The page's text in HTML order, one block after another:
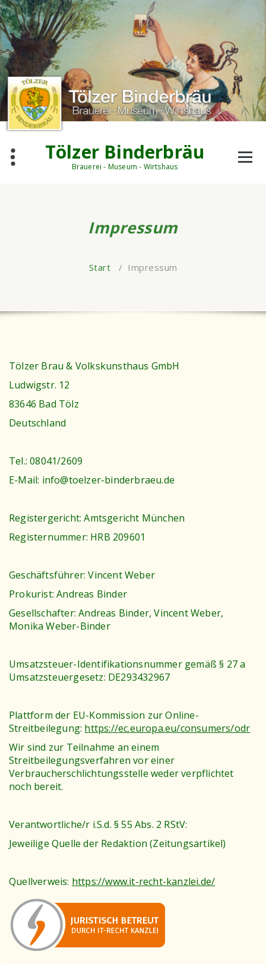
Zum
Inhalt
springen
Tölzer Binderbräu
Brauerei - Museum - Wirtshaus
Impressum
Start / Impressum
Tölzer Brau & Volkskunsthaus GmbH
Ludwigstr. 12
83646 Bad Tölz
Deutschland
Tel.: 08041/2609
E-Mail: info@toelzer-binderbraeu.de
Registergericht: Amtsgericht München
Registernummer: HRB 209601
Geschäftsführer: Vincent Weber
Prokurist: Andreas Binder
Gesellschafter: Andreas Binder, Vincent Weber,
Monika Weber-Binder
Umsatzsteuer-Identifikationsnummer gemäß § 27 a
Umsatzsteuergesetz: DE293432967
Plattform der EU-Kommission zur Online-
Streitbeilegung: https://ec.europa.eu/consumers/odr
Wir sind zur Teilnahme an einem
Streitbeilegungsverfahren vor einer
Verbraucherschlichtungsstelle weder verpflichtet
noch bereit.
Verantwortliche/r i.S.d. § 55 Abs. 2 RStV:
Jeweilige Quelle der Redaktion (Zeitungsartikel)
Quellverweis: https://www.it-recht-kanzlei.de/